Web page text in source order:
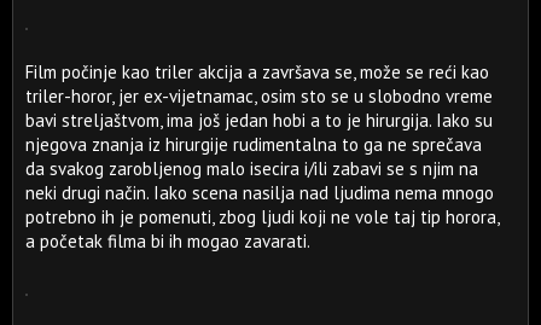
Film počinje kao triler akcija a završava se, može se reći kao
triler-horor, jer ex-vijetnamac, osim sto se u slobodno vreme
bavi streljaštvom, ima još jedan hobi a to je hirurgija. Iako su
njegova znanja iz hirurgije rudimentalna to ga ne sprečava
da svakog zarobljenog malo isecira i/ili zabavi se s njim na
neki drugi način. Iako scena nasilja nad ljudima nema mnogo
potrebno ih je pomenuti, zbog ljudi koji ne vole taj tip horora,
a početak filma bi ih mogao zavarati.